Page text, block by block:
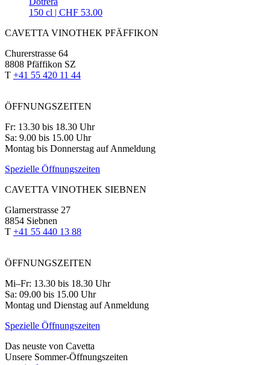
150 cl | CHF 53.00
CAVETTA VINOTHEK PFÄFFIKON
Churerstrasse 64
8808 Pfäffikon SZ
T +41 55 420 11 44
ÖFFNUNGSZEITEN
Fr: 13.30 bis 18.30 Uhr
Sa: 9.00 bis 15.00 Uhr
Montag bis Donnerstag auf Anmeldung
Spezielle Öffnungszeiten
CAVETTA VINOTHEK SIEBNEN
Glarnerstrasse 27
8854 Siebnen
T +41 55 440 13 88
ÖFFNUNGSZEITEN
Mi–Fr: 13.30 bis 18.30 Uhr
Sa: 09.00 bis 15.00 Uhr
Montag und Dienstag auf Anmeldung
Spezielle Öffnungszeiten
Das neuste von Cavetta
Unsere Sommer-Öffnungszeiten